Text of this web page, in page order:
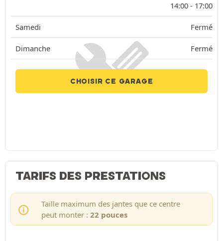
14:00 - 17:00
Samedi Fermé
Dimanche Fermé
CHOISIR CE GARAGE
TARIFS DES PRESTATIONS
Taille maximum des jantes que ce centre
peut monter : 22 pouces